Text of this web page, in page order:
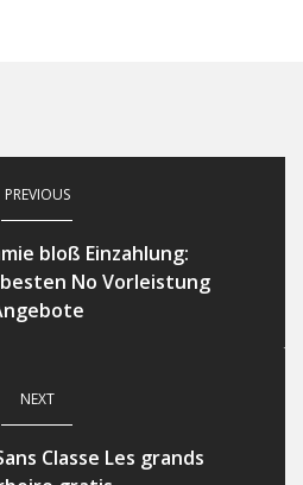
PREVIOUS
bloß Einzahlung:
No Vorleistung
NEXT
Classe Les grands